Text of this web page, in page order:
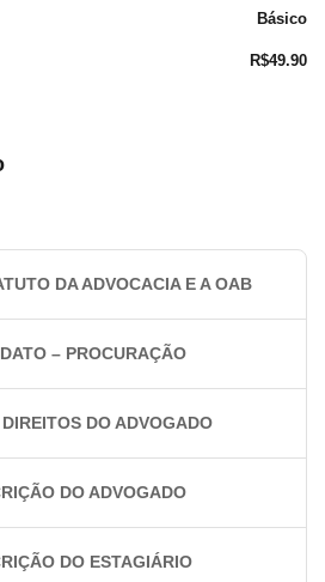
(proibição TOTAL)
IMUNIDADE
– SERVIÇOS E MULTAS
PRESIDENTE
Básico
R$49.90
DA ADVOCACIA E A OAB
– PROCURAÇÃO
DIREITOS DO ADVOGADO
DO ADVOGADO
DO ESTAGIÁRIO